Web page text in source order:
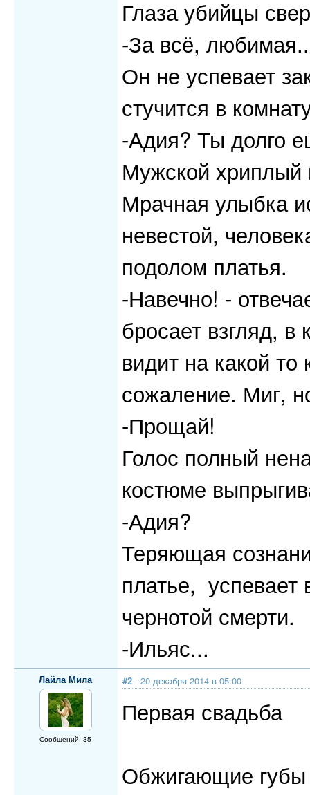
Глаза убийцы
-За всё,
Он не успевает
стучится в
-Адия? Ты долго
Мужской хриплый
Мрачная улыбка
невестой,
подолом платья.
-Навечно! -
бросает взгляд,
видит на какой
сожаление. Миг,
-Прощай!
Голос полный
костюме
-Адия?
Теряющая
платье,
чернотой смерти.
-Ильяс...
Лайла Мила
Сообщений: 35
#2 - 20 декабря 2014 в 05:00
Первая свадьба
Обжигающие губы